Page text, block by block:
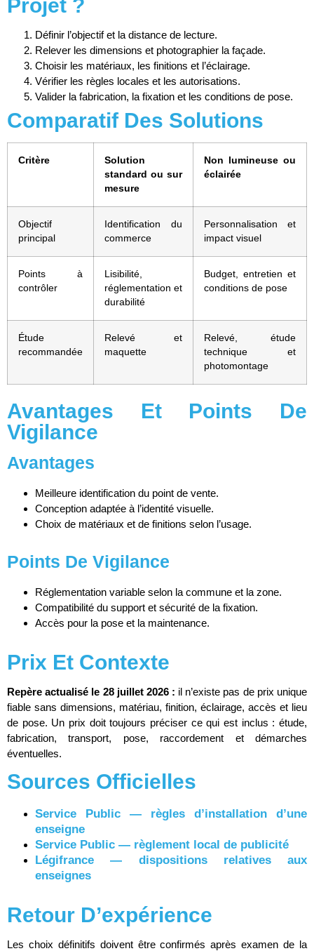
Projet ?
Définir l’objectif et la distance de lecture.
Relever les dimensions et photographier la façade.
Choisir les matériaux, les finitions et l’éclairage.
Vérifier les règles locales et les autorisations.
Valider la fabrication, la fixation et les conditions de pose.
Comparatif Des Solutions
Critère
Solution
standard ou sur
mesure
Non lumineuse ou
éclairée
Objectif
principal
Identification du
commerce
Personnalisation et
impact visuel
Points à
contrôler
Lisibilité,
réglementation et
durabilité
Budget, entretien et
conditions de pose
Étude
recommandée
Relevé et
maquette
Relevé, étude
technique et
photomontage
Avantages Et Points De
Vigilance
Avantages
Meilleure identification du point de vente.
Conception adaptée à l’identité visuelle.
Choix de matériaux et de finitions selon l’usage.
Points De Vigilance
Réglementation variable selon la commune et la zone.
Compatibilité du support et sécurité de la fixation.
Accès pour la pose et la maintenance.
Prix Et Contexte
Repère actualisé le 28 juillet 2026 : il n’existe pas de prix unique
fiable sans dimensions, matériau, finition, éclairage, accès et lieu
de pose. Un prix doit toujours préciser ce qui est inclus : étude,
fabrication, transport, pose, raccordement et démarches
éventuelles.
Sources Officielles
Service Public — règles d’installation d’une
enseigne
Service Public — règlement local de publicité
Légifrance — dispositions relatives aux
enseignes
Retour D’expérience
Les choix définitifs doivent être confirmés après examen de la